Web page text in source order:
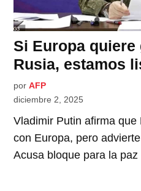
Si Europa quiere
Rusia, estamos
por AFP
diciembre 2, 2025
Vladimir Putin afirma
con Europa, pero
Acusa bloque para la paz